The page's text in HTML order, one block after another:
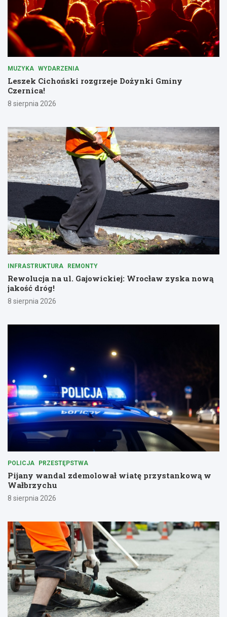
MUZYKA WYDARZENIA
Leszek Cichoński rozgrzeje Dożynki Gminy
Czernica!
8 sierpnia 2026
INFRASTRUKTURA REMONTY
Rewolucja na ul. Gajowickiej: Wrocław zyska nową
jakość dróg!
8 sierpnia 2026
POLICJA PRZESTĘPSTWA
Pijany wandal zdemolował wiatę przystankową w
Wałbrzychu
8 sierpnia 2026